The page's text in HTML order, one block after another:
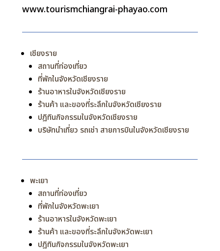
www.tourismchiangrai-phayao.com
เชียงราย
สถานที่ท่องเที่ยว
ที่พักในจังหวัดเชียงราย
ร้านอาหารในจังหวัดเชียงราย
ร้านค้า และของที่ระลึกในจังหวัดเชียงราย
ปฎิทินกิจกรรมในจังหวัดเชียงราย
บริษัทนำเที่ยว รถเช่า สายการบินในจังหวัดเชียงราย
พะเยา
สถานที่ท่องเที่ยว
ที่พักในจังหวัดพะเยา
ร้านอาหารในจังหวัดพะเยา
ร้านค้า และของที่ระลึกในจังหวัดพะเยา
ปฎิทินกิจกรรมในจังหวัดพะเยา